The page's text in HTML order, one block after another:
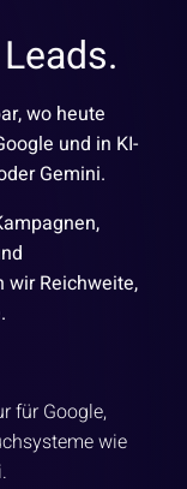
wo heute
und in KI-
Gemini.
wir Reichweite,
für Google,
wie